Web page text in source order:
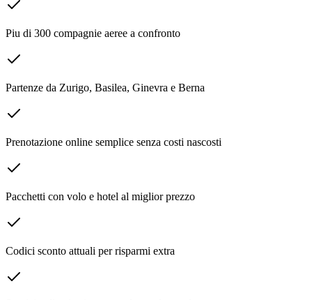
Piu di 300 compagnie aeree a confronto
Partenze da Zurigo, Basilea, Ginevra e Berna
Prenotazione online semplice senza costi nascosti
Pacchetti con volo e hotel al miglior prezzo
Codici sconto attuali per risparmi extra